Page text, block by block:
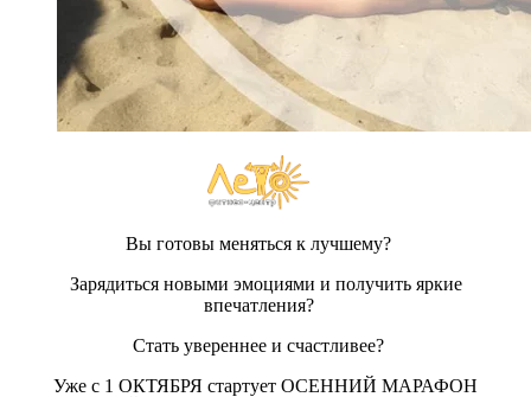
Вы готовы меняться к лучшему?
Зарядиться новыми эмоциями и получить яркие
впечатления?
Стать увереннее и счастливее?
Уже с 1 ОКТЯБРЯ стартует ОСЕННИЙ МАРАФОН